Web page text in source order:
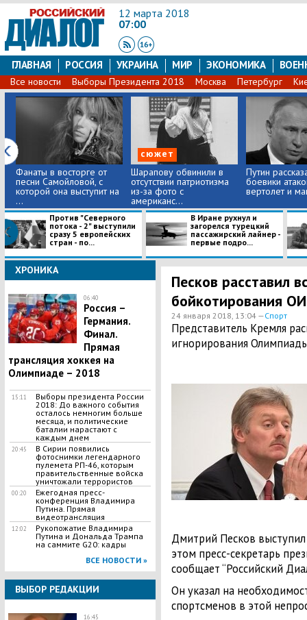
12 марта 2018
07:00
ГЛАВНАЯ РОССИЯ УКРАИНА МИР ЭКОНОМИКА
Все новости Выборы Президента 2018 Москва Петербург
Фанаты в восторге от
песни Самойловой, с
которой она выступит на
...
сюжет
Шарапову обвинили в
отсутствии патриотизма
из-за фото с
американс...
Путин
боевики
вертолет и
Против "Северного
потока - 2" выступили
сразу 5 европейских
стран - по...
B Иране рухнул и
загорелся турецкий
пассажирский лайнер -
первые подро...
ХРОНИКА
06:40
Россия –
Германия.
Финал.
Прямая
трансляция хоккея на
Олимпиаде – 2018
15:11
Выборы президента России
2018: До важного события
осталось немногим больше
месяца, и политические
баталии нарастают с
каждым днем
20:45
В Сирии появились
фотоснимки легендарного
пулемета РП-46, которым
правительственные войска
уничтожали террористов
00:20
Ежегодная пресс-
конференция Владимира
Путина. Прямая
видеотрансляция
12:02
Рукопожатие Владимира
Путина и Дональда Трампа
на саммите G20: кадры
ВСЕ НОВОСТИ »
ВЫБОР РЕДАКЦИИ
16:45
Песков расставил
бойкотирования
24 января 2018, 13:04 —Спорт
Представитель Кремля
игнорирования
Дмитрий Песков
этом пресс-секретарь
сообщает “Российский
Он указал на
спортсменов в этой